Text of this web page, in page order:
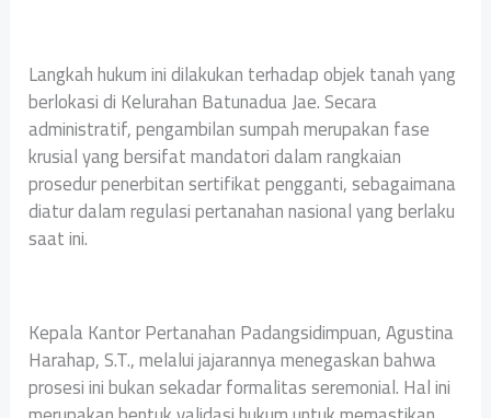
Langkah hukum ini dilakukan terhadap objek tanah yang
berlokasi di Kelurahan Batunadua Jae. Secara
administratif, pengambilan sumpah merupakan fase
krusial yang bersifat mandatori dalam rangkaian
prosedur penerbitan sertifikat pengganti, sebagaimana
diatur dalam regulasi pertanahan nasional yang berlaku
saat ini.
Kepala Kantor Pertanahan Padangsidimpuan, Agustina
Harahap, S.T., melalui jajarannya menegaskan bahwa
prosesi ini bukan sekadar formalitas seremonial. Hal ini